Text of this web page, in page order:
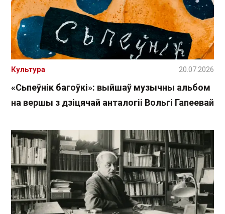
«Сьпеўнік багоўкі»: выйшаў музычны альбом
на вершы з дзіцячай анталогіі Вольгі Гапеевай
Культура 20.07.2026